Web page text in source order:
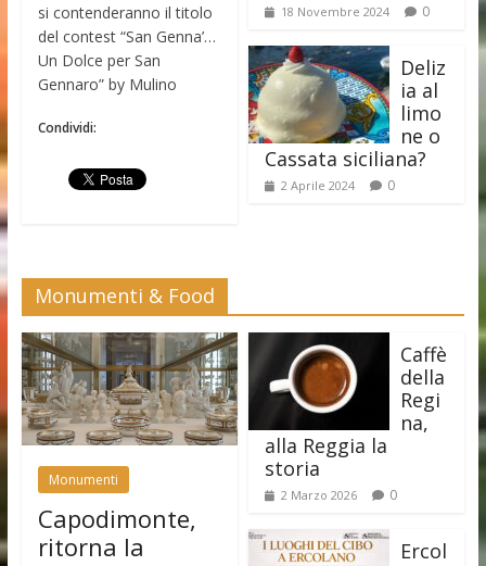
si contenderanno il titolo
del contest “San Genna’…
Un Dolce per San
Gennaro” by Mulino
Condividi:
18 Novembre 2024 0
Deliz
ia al
limo
ne o
Cassata siciliana?
2 Aprile 2024 0
Monumenti & Food
Monumenti
Capodimonte,
ritorna la
Caffè
della
Regi
na,
alla Reggia la
storia
2 Marzo 2026 0
Ercol